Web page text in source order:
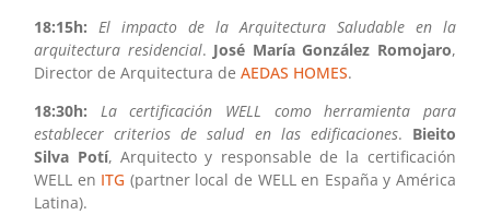
18:15h:
El impacto de la Arquitectura Saludable en la
arquitectura residencial. José María González Romojaro,
Director de Arquitectura deAEDAS HOMES.
18:30h: La certificación WELL como herramienta para
establecer criterios de salud en las edificaciones. Bieito
Silva Potí, Arquitecto y responsable de la certificación
WELL en ITG (partner local de WELL en España y América
Latina).